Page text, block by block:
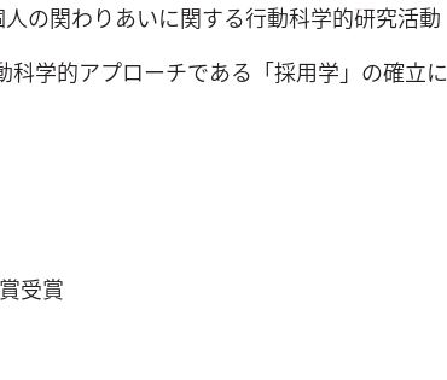
の関わりあいに関する行動科学的研究活動
学的アプローチである「採用学」の確立に
受賞